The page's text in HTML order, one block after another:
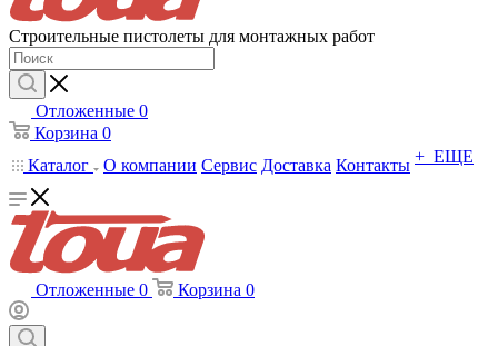
Строительные пистолеты для монтажных работ
Отложенные 0
Корзина 0
Каталог
О компании Сервис Доставка Контакты + ЕЩЕ
Отложенные 0 Корзина 0